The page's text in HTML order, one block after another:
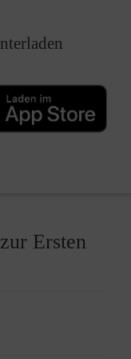
Ersten